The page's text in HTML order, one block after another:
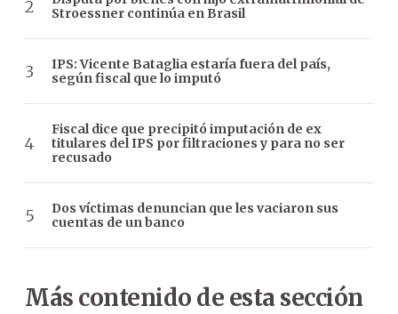
Stroessner continúa en Brasil
IPS: Vicente Bataglia estaría fuera del país,
según fiscal que lo imputó
Fiscal dice que precipitó imputación de ex
titulares del IPS por filtraciones y para no ser
recusado
Dos víctimas denuncian que les vaciaron sus
cuentas de un banco
Más contenido de esta sección